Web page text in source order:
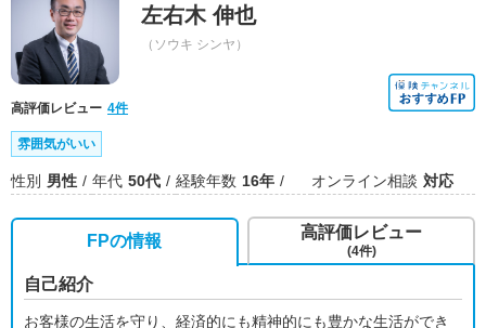
左右木 伸也
（ソウキ シンヤ）
高評価レビュー 4件
雰囲気がいい
性別 男性 年代 50代 経験年数 16年 オンライン相談 対応
FPの情報
自己紹介
お客様の生活を守り、経済的にも精神的にも豊かな生活ができ
高評価レビュー
(4件)